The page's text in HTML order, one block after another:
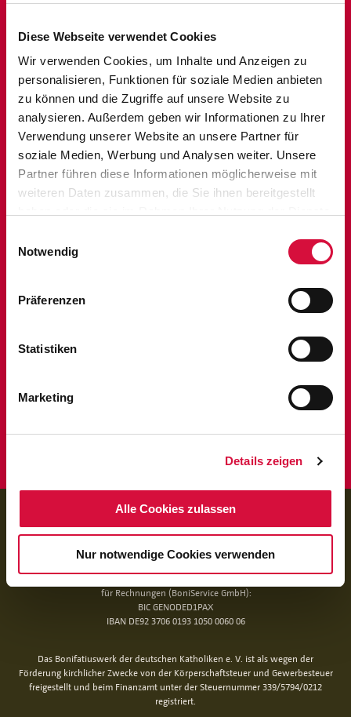
Diese Webseite verwendet Cookies
Wir verwenden Cookies, um Inhalte und Anzeigen zu
personalisieren, Funktionen für soziale Medien anbieten
zu können und die Zugriffe auf unsere Website zu
analysieren. Außerdem geben wir Informationen zu Ihrer
Verwendung unserer Website an unsere Partner für
soziale Medien, Werbung und Analysen weiter. Unsere
Partner führen diese Informationen möglicherweise mit
weiteren Daten zusammen, die Sie ihnen bereitgestellt
Cookies, wenn Sie unsere Webseite weiterhin nutzen.
Notwendig
Präferenzen
Statistiken
Marketing
Details zeigen
Alle Cookies zulassen
Nur notwendige Cookies verwenden
biblischen Passionsgeschichte mit
Impulsmaterialienfür Gemeinden und Gruppen, die das
Bonifatiuswerk zur Live-Übertragung konzipiert hat und
anhand derer sich die Zuschauer intensiv mit den Inhalten
und geistlichen Grundlagen der zentralen
heilsgeschichtlichen Bedeutung auseinandersetzen
können.
WEITERE INFORMATIONEN
BANKVERBINDUNG
für Spenden:
BIC GENODED1PAX
für Rechnungen (BoniService GmbH):
BIC GENODED1PAX
IBAN DE92 3706 0193 1050 0060 06
Das Bonifatiuswerk der deutschen Katholiken e. V. ist als wegen der
Förderung kirchlicher Zwecke von der Körperschaftsteuer und Gewerbesteuer
freigestellt und beim Finanzamt unter der Steuernummer 339/5794/0212
registriert.